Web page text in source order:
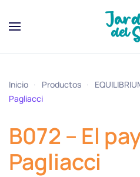
Inicio Productos
Pagliacci
B072 – El
Pagliacci